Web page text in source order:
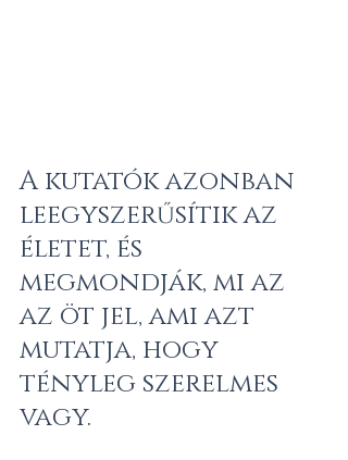
A kutatók azonban
leegyszerűsítik az
életet, és
megmondják, mi az
az öt jel, ami azt
mutatja, hogy
tényleg szerelmes
vagy.